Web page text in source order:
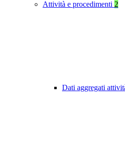
Attività e procedimenti 2
Dati aggregati